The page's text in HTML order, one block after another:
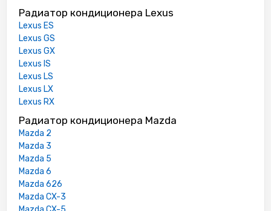
Радиатор кондиционера Lexus
Lexus ES
Lexus GS
Lexus GX
Lexus IS
Lexus LS
Lexus LX
Lexus RX
Радиатор кондиционера Mazda
Mazda 2
Mazda 3
Mazda 5
Mazda 6
Mazda 626
Mazda CX-3